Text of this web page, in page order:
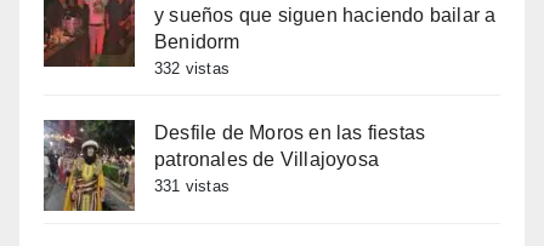
y sueños que siguen haciendo bailar a
Benidorm
332 vistas
Desfile de Moros en las fiestas
patronales de Villajoyosa
331 vistas